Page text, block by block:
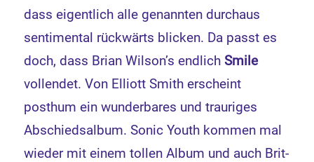
dass eigentlich alle genannten durchaus
sentimental rückwärts blicken. Da passt es
doch, dass Brian Wilson’s endlichSmile
vollendet. Von Elliott Smith erscheint
posthum ein wunderbares und trauriges
Abschiedsalbum. Sonic Youth kommen mal
wieder mit einem tollen Album und auch Brit-